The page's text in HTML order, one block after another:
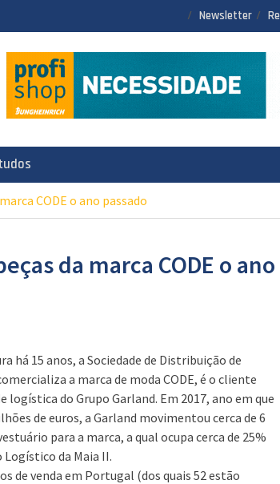
Newsletter
CODE o ano passado
da marca CODE o ano
há 15 anos, a Sociedade de Distribuição de
a marca de moda CODE, é o cliente
logística do Grupo Garland. Em 2017, ano em que
de euros, a Garland movimentou cerca de 6
para a marca, a qual ocupa cerca de 25%
da Maia II.
de venda em Portugal (dos quais 52 estão